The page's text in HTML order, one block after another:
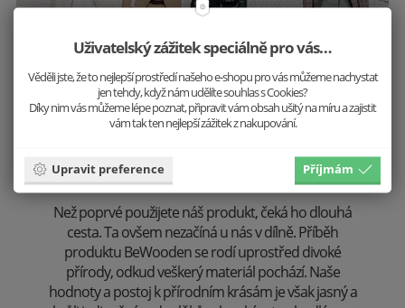
Stvořeno přírodou
Než poprvé použijete náš produkt, čeká ho dlouhá
cesta. Ta ovšem nezačíná u nás v dílně. Příběh
produktu BeWooden se rodí uprostřed divoké
přírody, odkud veškerý materiál pochází. Naše
hodnoty a postoj k přírodním krásám je však jasný a
Uživatelský zážitek speciálně pro vás…
Věděli jste, že to nejlepší prostředí našeho e-shopu pro vás můžeme nachystat
jen tehdy, když nám udělíte souhlas s Cookies?
Díky nim vás můžeme lépe poznat, připravit vám obsah ušitý na míru a zajistit
vám tak ten nejlepší zážitek z nakupování.
Upravit preference Příjmám